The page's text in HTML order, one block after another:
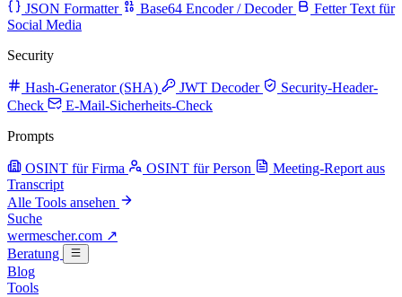
JSON Formatter Base64 Encoder / Decoder
Fetter Text für
Social Media
Security
Hash-Generator (SHA) JWT Decoder
Security-Header-
Check
E-Mail-Sicherheits-Check
Prompts
OSINT für Firma OSINT für Person
Meeting-Report aus
Transcript
Alle Tools ansehen
Suche
wermescher.com ↗
Beratung
Blog
Tools